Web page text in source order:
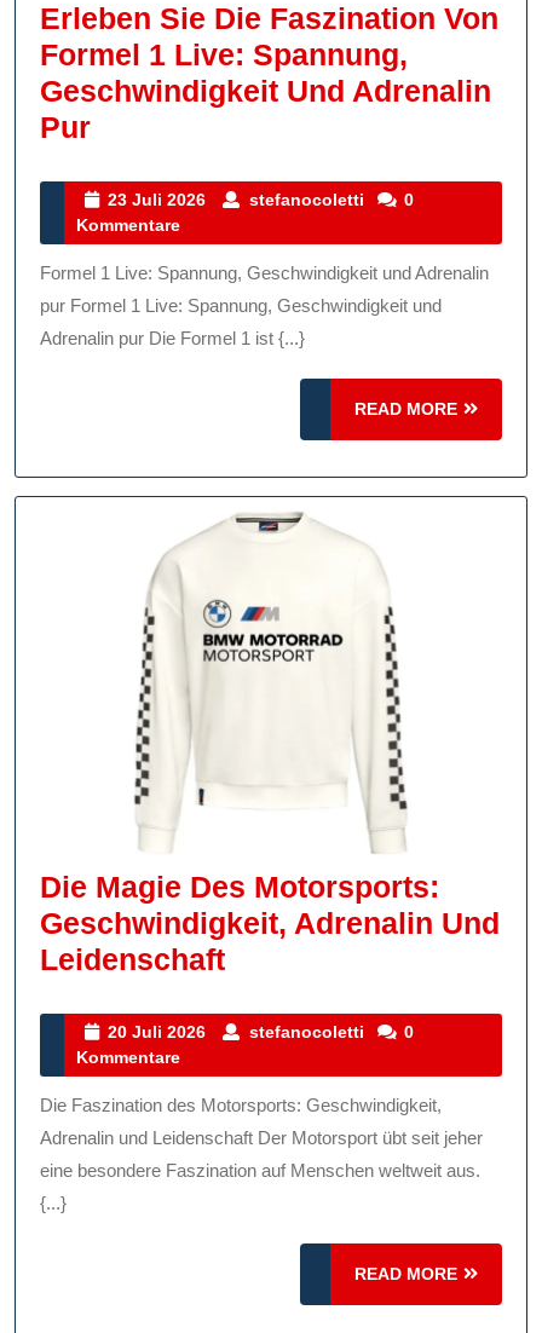
Erleben Sie Die Faszination Von
Formel 1 Live: Spannung,
Geschwindigkeit Und Adrenalin
PurErleben
Die
Faszination
Von
Formel
1
Und
Adrenalin
23 Juli 2026
23
2026
stefanocoletti stefanocoletti
0
Kommentare
Formel 1 Live: Spannung, Geschwindigkeit und Adrenalin
pur Formel 1 Live: Spannung, Geschwindigkeit und
Adrenalin pur Die Formel 1 ist {...}
READ MORE
READ
MORE
Die Magie Des Motorsports:
Geschwindigkeit, Adrenalin Und
LeidenschaftDie
Des
Geschwindigkeit,
Adrenalin
Und
20 Juli 2026
20
2026
stefanocoletti stefanocoletti
0
Kommentare
Die Faszination des Motorsports: Geschwindigkeit,
Adrenalin und Leidenschaft Der Motorsport übt seit jeher
eine besondere Faszination auf Menschen weltweit aus.
{...}
READ MORE
READ
MORE